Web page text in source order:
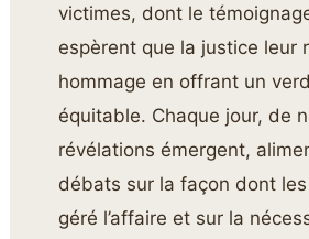
victimes, dont le
espèrent que la justice leur
hommage en offrant un
équitable. Chaque jour, de
révélations émergent,
débats sur la façon dont
géré l’affaire et sur la